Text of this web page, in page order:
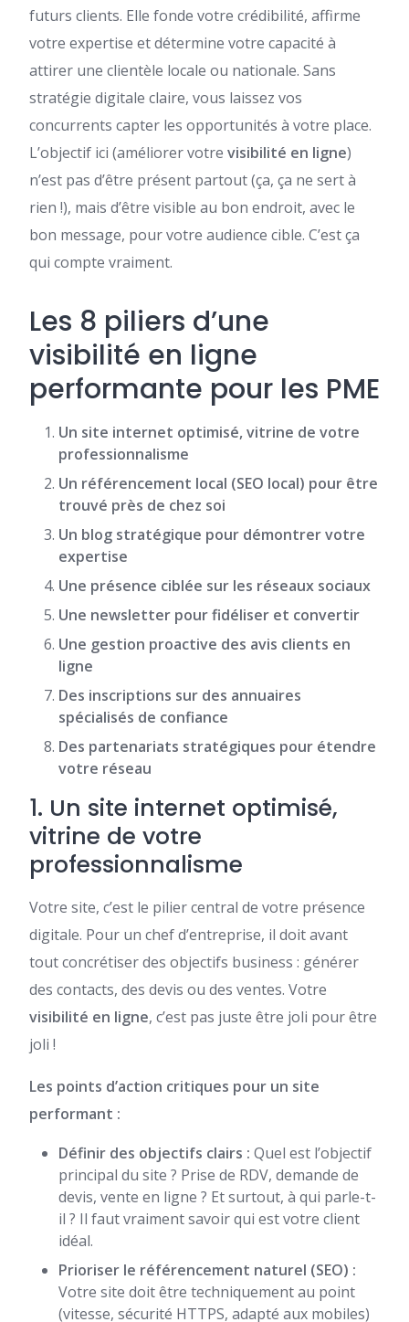
futurs clients. Elle fonde votre crédibilité, affirme
votre expertise et détermine votre capacité à
attirer une clientèle locale ou nationale. Sans
stratégie digitale claire, vous laissez vos
concurrents capter les opportunités à votre place.
L’objectif ici (améliorer votre visibilité en ligne)
n’est pas d’être présent partout (ça, ça ne sert à
rien !), mais d’être visible au bon endroit, avec le
bon message, pour votre audience cible. C’est ça
qui compte vraiment.
Les 8 piliers d’une
visibilité en ligne
performante pour les PME
Un site internet optimisé, vitrine de votre
professionnalisme
Un référencement local (SEO local) pour être
trouvé près de chez soi
Un blog stratégique pour démontrer votre
expertise
Une présence ciblée sur les réseaux sociaux
Une newsletter pour fidéliser et convertir
Une gestion proactive des avis clients en
ligne
Des inscriptions sur des annuaires
spécialisés de confiance
Des partenariats stratégiques pour étendre
votre réseau
1. Un site internet optimisé,
vitrine de votre
professionnalisme
Votre site, c’est le pilier central de votre présence
digitale. Pour un chef d’entreprise, il doit avant
tout concrétiser des objectifs business : générer
des contacts, des devis ou des ventes. Votre
visibilité en ligne, c’est pas juste être joli pour être
joli !
Les points d’action critiques pour un site
performant :
Définir des objectifs clairs : Quel est l’objectif
principal du site ? Prise de RDV, demande de
devis, vente en ligne ? Et surtout, à qui parle-t-
il ? Il faut vraiment savoir qui est votre client
idéal.
Prioriser le référencement naturel (SEO) :
Votre site doit être techniquement au point
(vitesse, sécurité HTTPS, adapté aux mobiles)